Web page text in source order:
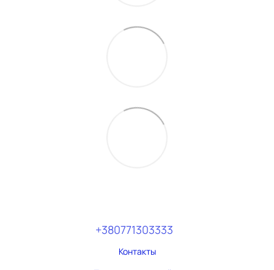
+380771303333
Контакты